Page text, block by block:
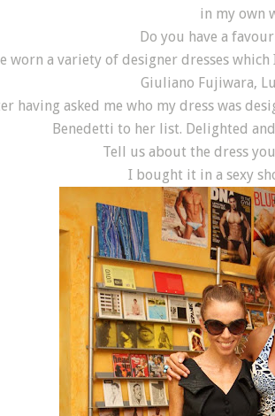
in my own
Do you have a
worn a variety of designer dresses
Giuliano Fujiwara,
having asked me who my dress was
Benedetti to her list. Delighted
Tell us about the dress
I bought it in a sexy